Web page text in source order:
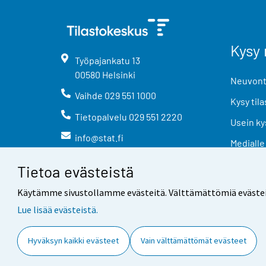
Tietoa evästeistä
Käytämme sivustollamme evästeitä. Välttämättömiä
Lue lisää evästeistä.
Hyväksyn kaikki evästeet Vain välttämättömät evästeet
Työpajankatu 13
00580 Helsinki
Vaihde 029 551 1000
Tietopalvelu 029 551 2220
info@stat.fi
Kysy
Usein
Medialle
Yhteystiedot Palaute